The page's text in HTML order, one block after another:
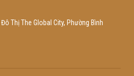
Thị The Global City, Phường Bình